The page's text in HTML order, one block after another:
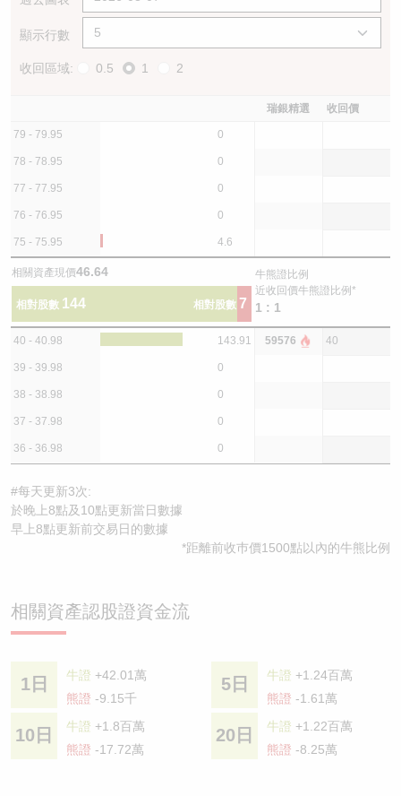
顯示行數
收回區域: 0.5 1 2
瑞銀精選 收回價
79 - 79.95 0
78 - 78.95 0
77 - 77.95 0
76 - 76.95 0
75 - 75.95 4.6
相關資產現價46.64
相對股數 144 相對股數 7
牛熊證比例
近收回價牛熊證比例*
1 : 1
40 - 40.98 143.91 59576 40
39 - 39.98 0
38 - 38.98 0
37 - 37.98 0
36 - 36.98 0
#每天更新3次:
於晚上8點及10點更新當日數據
早上8點更新前交易日的數據
*距離前收巿價1500點以內的牛熊比例
相關資產認股證資金流
1日 牛證 +42.01萬
熊證 -9.15千
5日 牛證 +1.24百萬
熊證 -1.61萬
10日 牛證 +1.8百萬
熊證 -17.72萬
20日 牛證 +1.22百萬
熊證 -8.25萬